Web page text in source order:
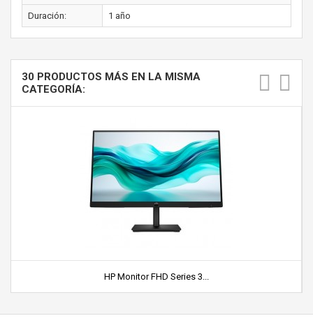
Duración: 1 año
30 PRODUCTOS MÁS EN LA MISMA
CATEGORÍA:
HP Monitor FHD Series 3...